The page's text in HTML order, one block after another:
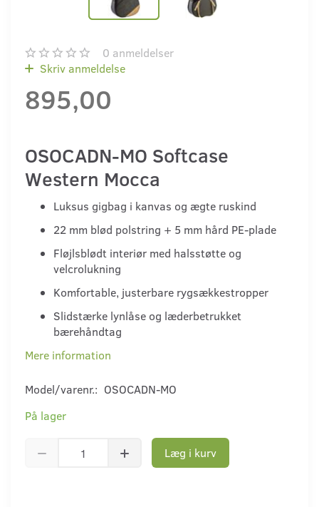
0 anmeldelser
Skriv anmeldelse
895,00
OSOCADN-MO Softcase
Western Mocca
Luksus gigbag i kanvas og ægte ruskind
22 mm blød polstring + 5 mm hård PE-plade
Fløjlsblødt interiør med halsstøtte og
velcrolukning
Komfortable, justerbare rygsækkestropper
Slidstærke lynlåse og læderbetrukket
bærehåndtag
Mere information
Model/varenr.: OSOCADN-MO
På lager
Læg i kurv